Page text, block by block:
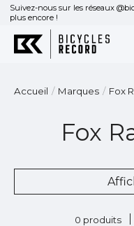
Suivez-nous sur les réseaux
plus encore !
Accueil / Marques / Fox
Fox
0 produits